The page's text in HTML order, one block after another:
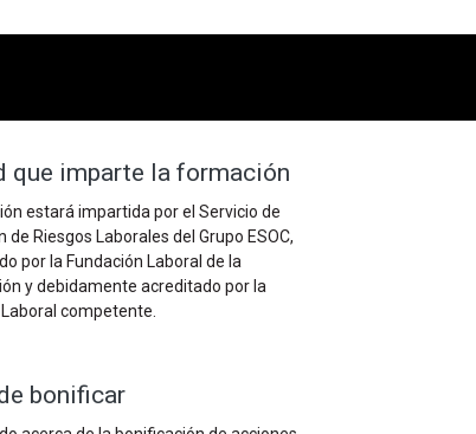
que imparte la formación
estará impartida por el Servicio de
de Riesgos Laborales del Grupo ESOC,
por la Fundación Laboral de la
y debidamente acreditado por la
competente.
bonificar